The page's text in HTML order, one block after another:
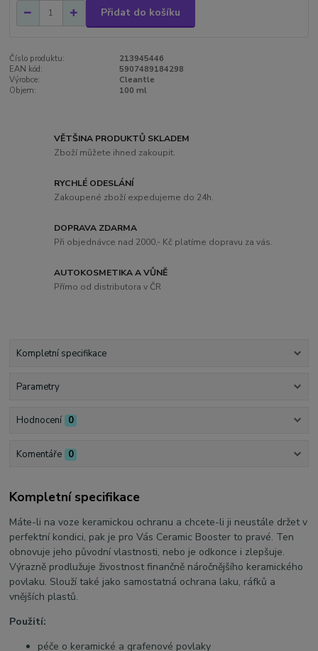
Přidat do košíku
Číslo produktu:
213945446
EAN kód:
5907489184298
Výrobce:
Cleantle
Objem:
100 ml
VĚTŠINA PRODUKTŮ SKLADEM
Zboží můžete ihned zakoupit.
RYCHLÉ ODESLÁNÍ
Zakoupené zboží expedujeme do 24h.
DOPRAVA ZDARMA
Při objednávce nad 2000,- Kč platíme dopravu za vás.
AUTOKOSMETIKA A VŮNĚ
Přímo od distributora v ČR
Kompletní specifikace
Parametry
Hodnocení 0
Komentáře 0
Kompletní specifikace
Máte-li na voze keramickou ochranu a chcete-li ji neustále držet v
perfektní kondici, pak je pro Vás Ceramic Booster to pravé. Ten
obnovuje jeho původní vlastnosti, nebo je odkonce i zlepšuje.
Výrazně prodlužuje živostnost finančně náročnějšího keramického
povlaku. Slouží také jako samostatná ochrana laku, ráfků a
vnějších plastů.
Použití:
péče o keramické a grafenové povlaky